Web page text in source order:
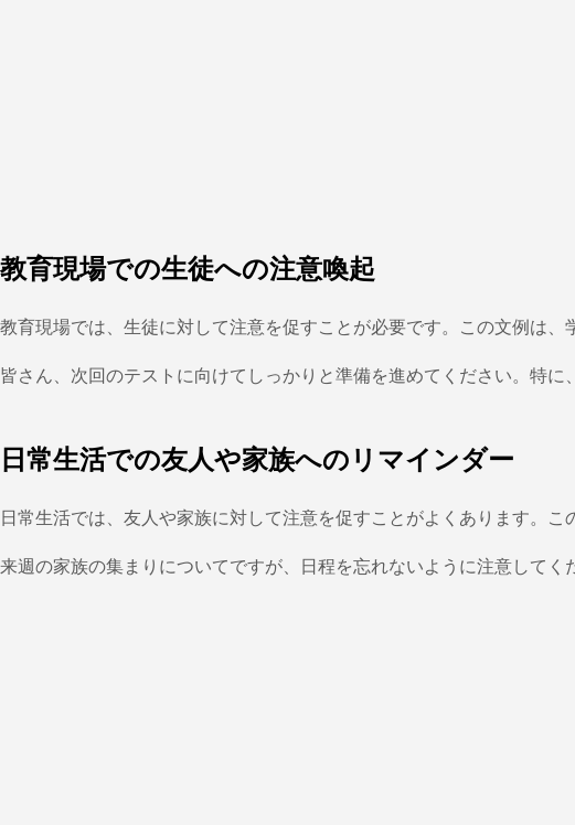
教育現場での生徒への注意喚起
教育現場では、生徒に対して注意を促すことが必要です。この文例は、
皆さん、次回のテストに向けてしっかりと準備を進めてください。特
日常生活での友人や家族へのリマインダー
日常生活では、友人や家族に対して注意を促すことがよくあります。こ
来週の家族の集まりについてですが、日程を忘れないように注意して